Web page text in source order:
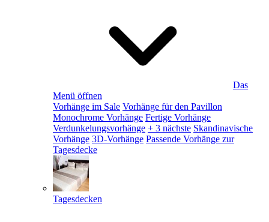
Das
Menü öffnen
Vorhänge im Sale Vorhänge für den Pavillon
Monochrome Vorhänge Fertige Vorhänge
Verdunkelungsvorhänge + 3 nächste Skandinavische
Vorhänge 3D-Vorhänge Passende Vorhänge zur
Tagesdecke
Tagesdecken